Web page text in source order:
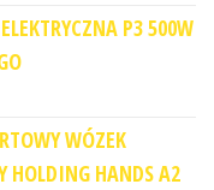
P3 500W
WÓZEK
HOLDING HANDS A2